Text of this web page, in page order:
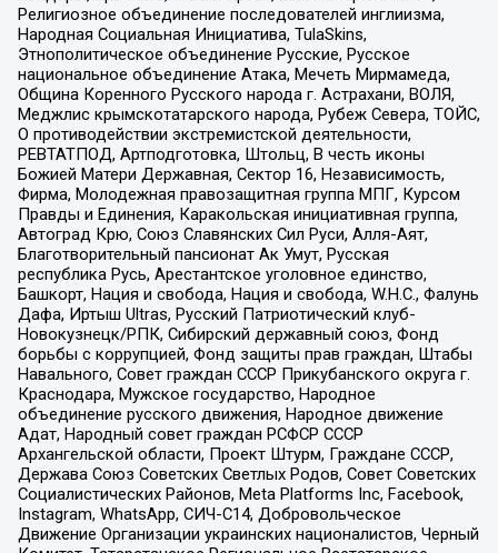
Религиозное объединение последователей инглиизма,
Народная Социальная Инициатива, TulaSkins,
Этнополитическое объединение Русские, Русское
национальное объединение Атака, Мечеть Мирмамеда,
Община Коренного Русского народа г. Астрахани, ВОЛЯ,
Меджлис крымскотатарского народа, Рубеж Севера, ТОЙС,
О противодействии экстремистской деятельности,
РЕВТАТПОД, Артподготовка, Штольц, В честь иконы
Божией Матери Державная, Сектор 16, Независимость,
Фирма, Молодежная правозащитная группа МПГ, Курсом
Правды и Единения, Каракольская инициативная группа,
Автоград Крю, Союз Славянских Сил Руси, Алля-Аят,
Благотворительный пансионат Ак Умут, Русская
республика Русь, Арестантское уголовное единство,
Башкорт, Нация и свобода, Нация и свобода, W.H.С., Фалунь
Дафа, Иртыш Ultras, Русский Патриотический клуб-
Новокузнецк/РПК, Сибирский державный союз, Фонд
борьбы с коррупцией, Фонд защиты прав граждан, Штабы
Навального, Совет граждан СССР Прикубанского округа г.
Краснодара, Мужское государство, Народное
объединение русского движения, Народное движение
Адат, Народный совет граждан РСФСР СССР
Архангельской области, Проект Штурм, Граждане СССР,
Держава Союз Советских Светлых Родов, Совет Советских
Социалистических Районов, Meta Platforms Inc, Facebook,
Instagram, WhatsApp, СИЧ-С14, Добровольческое
Движение Организации украинских националистов, Черный